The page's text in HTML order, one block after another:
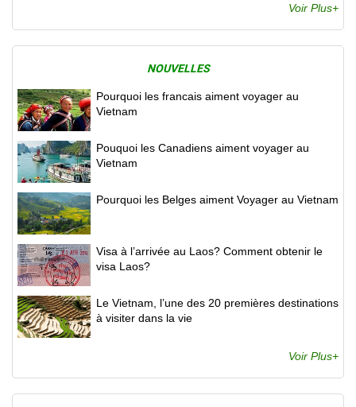
Voir Plus+
NOUVELLES
Pourquoi les francais aiment voyager au
Vietnam
Pouquoi les Canadiens aiment voyager au
Vietnam
Pourquoi les Belges aiment Voyager au Vietnam
Visa à l’arrivée au Laos? Comment obtenir le
visa Laos?
Le Vietnam, l’une des 20 premières destinations
à visiter dans la vie
Voir Plus+